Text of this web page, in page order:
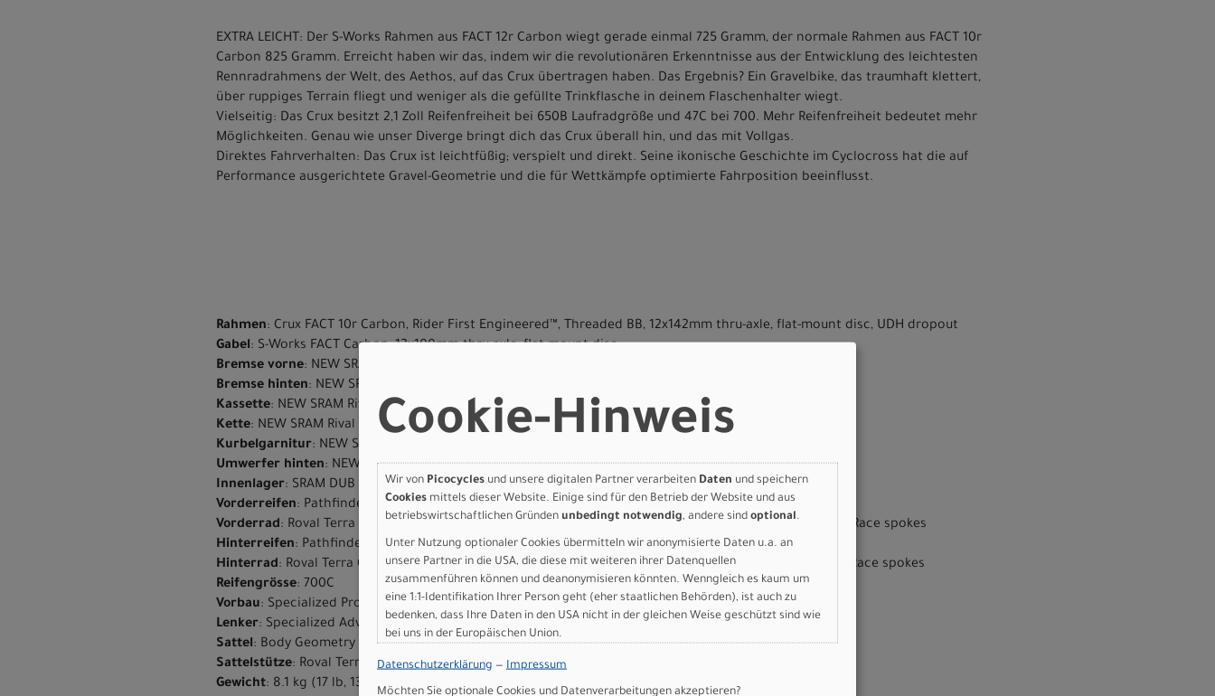
EXTRA LEICHT: Der S-Works Rahmen aus FACT 12r Carbon wiegt gerade einmal 725 Gramm, der normale Rahmen aus FACT 10r
Carbon 825 Gramm. Erreicht haben wir das, indem wir die revolutionären Erkenntnisse aus der Entwicklung des leichtesten
Rennradrahmens der Welt, des Aethos, auf das Crux übertragen haben. Das Ergebnis? Ein Gravelbike, das traumhaft klettert,
über ruppiges Terrain fliegt und weniger als die gefüllte Trinkflasche in deinem Flaschenhalter wiegt.
Vielseitig: Das Crux besitzt 2,1 Zoll Reifenfreiheit bei 650B Laufradgröße und 47C bei 700. Mehr Reifenfreiheit bedeutet mehr
Möglichkeiten. Genau wie unser Diverge bringt dich das Crux überall hin, und das mit Vollgas.
Direktes Fahrverhalten: Das Crux ist leichtfüßig; verspielt und direkt. Seine ikonische Geschichte im Cyclocross hat die auf
Performance ausgerichtete Gravel-Geometrie und die für Wettkämpfe optimierte Fahrposition beeinflusst.
Rahmen: Crux FACT 10r Carbon, Rider First Engineered™, Threaded BB, 12x142mm thru-axle, flat-mount disc, UDH dropout
Gabel: S-Works FACT Carbon, 12x100mm thru-axle, flat-mount disc
Bremse vorne: NEW SRAM Rival AXS E1, hydraulic disc 160mm rotor
Bremse hinten: NEW SRAM Rival AXS E1, hydraulic disc 160mm rotor
Kassette: NEW SRAM Rival XPLR XG-1351, 13sp, 10-46t
Kette: NEW SRAM Rival E1
Kurbelgarnitur: NEW SRAM Rival XPLR E1
Umwerfer hinten: NEW SRAM Rival XPLR AXS E1
Innenlager: SRAM DUB BSA
Vorderreifen: Pathfinder 700x40, Tubeless Ready
Vorderrad: Roval Terra C, 25mm inner width carbon rim, 32mm depth, DT 370 hub, 24h, DT Swiss Comp Race spokes
Hinterreifen: Pathfinder 700x40, Tubeless Ready
Hinterrad: Roval Terra C, 25mm inner width carbon rim, 32mm depth, DT 370 hub, 24h, DT Swiss Comp Race spokes
Reifengrösse: 700C
Vorbau: Specialized Pro SL, alloy, 4-bolt
Lenker: Specialized Adventure Gear, 118.9mm drop x 70mm reach x 12º flare
Sattel: Body Geometry Power Expert, hollow Ti rails
Sattelstütze: Roval Terra Carbon Seat Post, 20mm Offset
Gewicht: 8.1 kg (17 lb, 13.7 oz)
Cookie-Hinweis
Wir von Picocycles und unsere digitalen Partner verarbeiten Daten und speichern
Cookies mittels dieser Website. Einige sind für den Betrieb der Website und aus
betriebswirtschaftlichen Gründen unbedingt notwendig, andere sind optional.
Unter Nutzung optionaler Cookies übermitteln wir anonymisierte Daten u.a. an
unsere Partner in die USA, die diese mit weiteren ihrer Datenquellen
zusammenführen können und deanonymisieren könnten. Wenngleich es kaum um
eine 1:1-Identifikation Ihrer Person geht (eher staatlichen Behörden), ist auch zu
bedenken, dass Ihre Daten in den USA nicht in der gleichen Weise geschützt sind wie
bei uns in der Europäischen Union.
Datenschutzerklärung — Impressum
Möchten Sie optionale Cookies und Datenverarbeitungen akzeptieren?